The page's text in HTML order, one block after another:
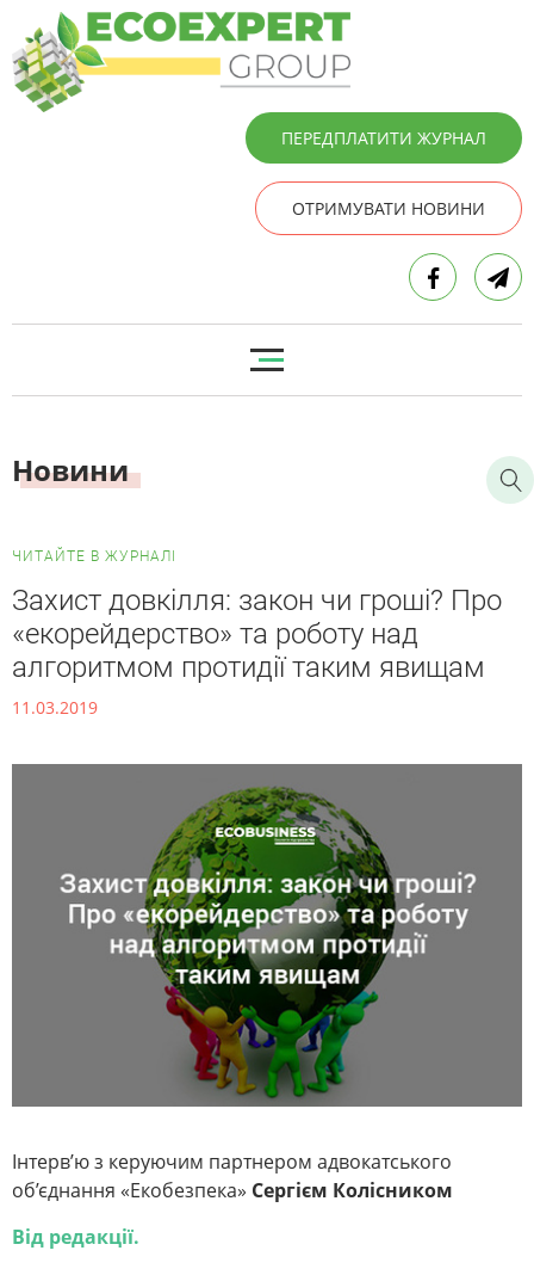
ПЕРЕДПЛАТИТИ ЖУРНАЛ
ОТРИМУВАТИ НОВИНИ
Новини
ЧИТАЙТЕ В ЖУРНАЛІ
Захист довкілля: закон чи гроші? Про
«екорейдерство» та роботу над
алгоритмом протидії таким явищам
11.03.2019
Інтерв’ю з керуючим партнером адвокатського
об’єднання «Екобезпека» Сергієм Колісником
Від редакції.